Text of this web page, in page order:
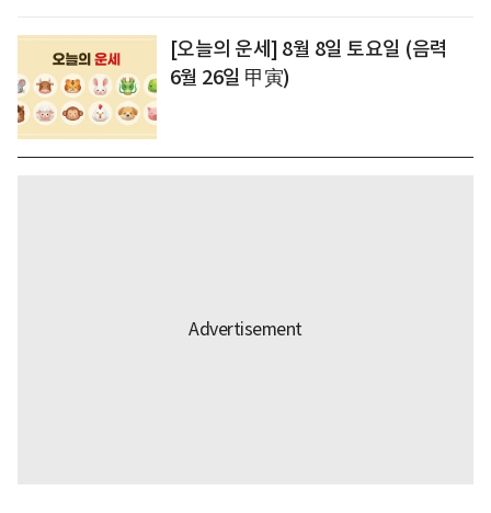
[오늘의 운세] 8월 8일 토요일 (음력
6월 26일 甲寅)